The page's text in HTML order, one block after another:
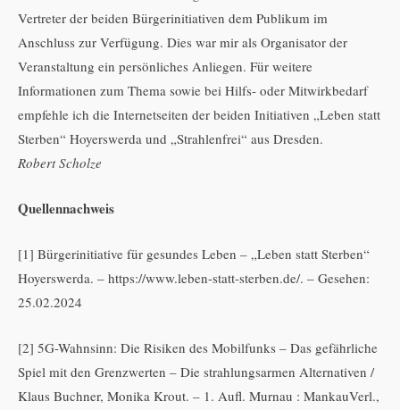
Vertreter der beiden Bürgerinitiativen dem Publikum im
Anschluss zur Verfügung. Dies war mir als Organisator der
Veranstaltung ein persönliches Anliegen. Für weitere
Informationen zum Thema sowie bei Hilfs- oder Mitwirkbedarf
empfehle ich die Internetseiten der beiden Initiativen „Leben statt
Sterben“ Hoyerswerda und „Strahlenfrei“ aus Dresden.
Robert Scholze
Quellennachweis
[1] Bürgerinitiative für gesundes Leben – „Leben statt Sterben“
Hoyerswerda. – https://www.leben-statt-sterben.de/. – Gesehen:
25.02.2024
[2] 5G-Wahnsinn: Die Risiken des Mobilfunks – Das gefährliche
Spiel mit den Grenzwerten – Die strahlungsarmen Alternativen /
Klaus Buchner, Monika Krout. – 1. Aufl. Murnau : MankauVerl.,